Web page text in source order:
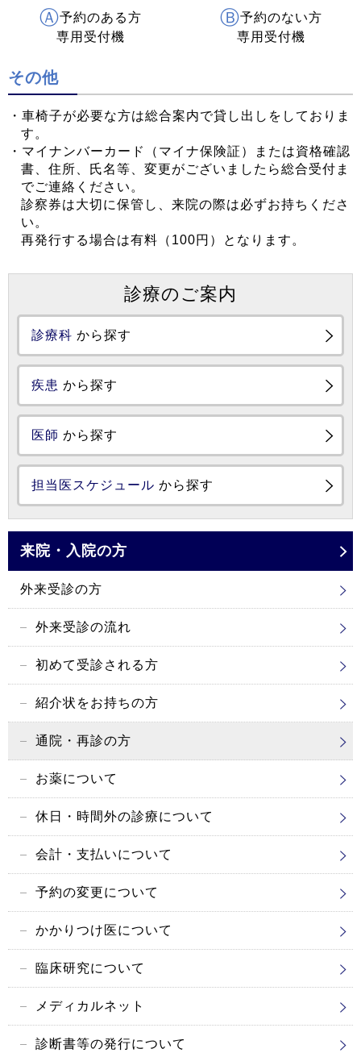
Ⓐ予約のある方
専用受付機
Ⓑ予約のない方
専用受付機
その他
・車椅子が必要な方は総合案内で貸し出しをしておりま
す。
・マイナンバーカード（マイナ保険証）または資格確認
書、住所、氏名等、変更がございましたら総合受付ま
でご連絡ください。
診察券は大切に保管し、来院の際は必ずお持ちくださ
い。
再発行する場合は有料（100円）となります。
診療のご案内
診療科 から探す
疾患 から探す
医師 から探す
担当医スケジュール から探す
来院・入院の方
外来受診の方
外来受診の流れ
初めて受診される方
紹介状をお持ちの方
通院・再診の方
お薬について
休日・時間外の診療について
会計・支払いについて
予約の変更について
かかりつけ医について
臨床研究について
メディカルネット
診断書等の発行について